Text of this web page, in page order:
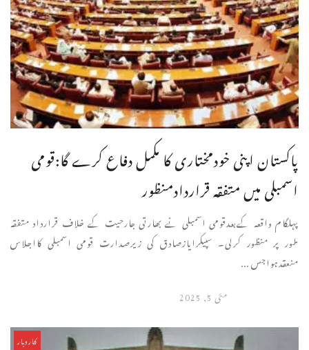
پاکستان اپنی خودمختاری کا مکمل دفاع کرے گا:قومی
اسمبلی میں متفقہ قراردادمنظور
پہلگام واقعہ کےبعدقومی اسمبلی نے بھارتی جارحیت کے خلاف قرارداد متفقہ
طور پر منظور کرلی۔ سپیکرایازصادق کی زیرصدارت قومی اسمبلی کااجلاس
منعقدہواجس ...
مئی 5, 2025
کاروبار